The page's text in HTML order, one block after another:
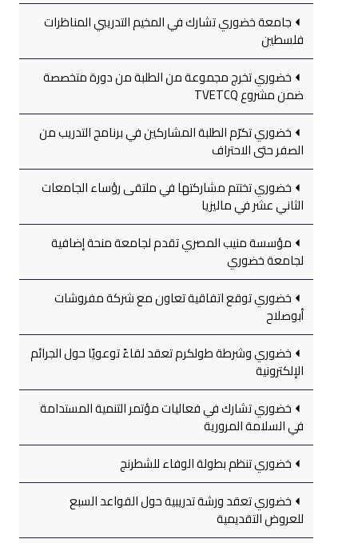
جامعة خضوري تشارك في المخيم التدريبي المناظرات
فلسطين
خضوري تخرج مجموعة من الطلبة من دورة متخصصة
ضمن مشروع TVETCQ
خضوري تكرّم الطلبة المشاركين في برنامج التدريب من
الصفر حتى الاحتراف
خضوري تختتم مشاركتها في ملتقى رؤساء الجامعات
الثاني عشر في ماليزيا
مؤسسة منيب المصري تقدم لجامعة منحة إضافية
لجامعة خضوري
خضوري توقع اتفاقية تعاون مع شركة مفروشات
أبوصلاح
خضوري وشرطة طولكرم تعقد لقاءً توعويًا حول الجرائم
الإلكترونية
خضوري تشارك في فعاليات مؤتمر التنمية المستدامة
في السلامة المرورية
خضوري تنظم بطولة الوفاء للشطرنج
خضوري تعقد ورشة تدريبية حول القواعد السبع
للعروض التقديمية